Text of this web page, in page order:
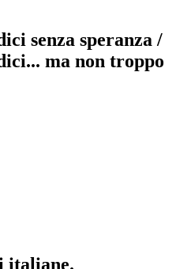
senza speranza /
ma non troppo
italiane.